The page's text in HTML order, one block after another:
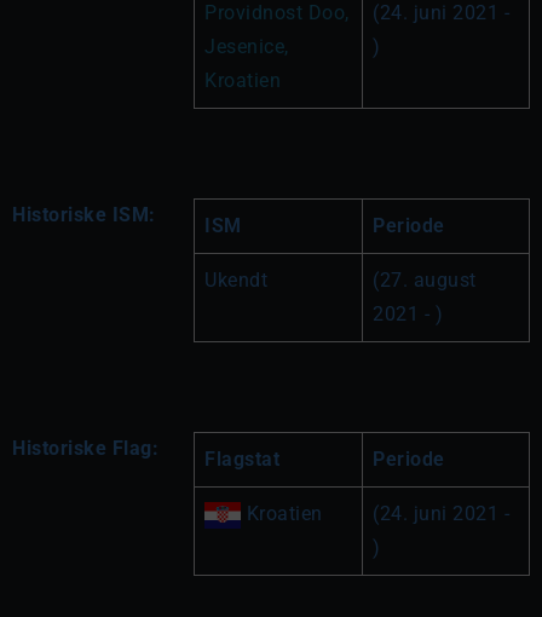
Providnost Doo,
Jesenice,
Kroatien
(24. juni 2021 -
)
Historiske ISM: ISM Periode
Ukendt
(27. august
2021 - )
Historiske Flag: Flagstat Periode
Kroatien
(24. juni 2021 -
)